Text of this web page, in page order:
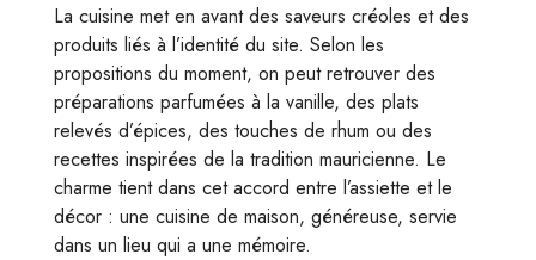
La cuisine met en avant des saveurs créoles et des
produits liés à l’identité du site. Selon les
propositions du moment, on peut retrouver des
préparations parfumées à la vanille, des plats
relevés d’épices, des touches de rhum ou des
recettes inspirées de la tradition mauricienne. Le
charme tient dans cet accord entre l’assiette et le
décor : une cuisine de maison, généreuse, servie
dans un lieu qui a une mémoire.